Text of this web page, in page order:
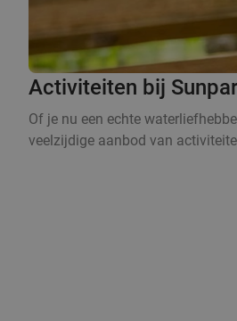
Activiteiten bij
Of je nu een echte
veelzijdige aanbod van